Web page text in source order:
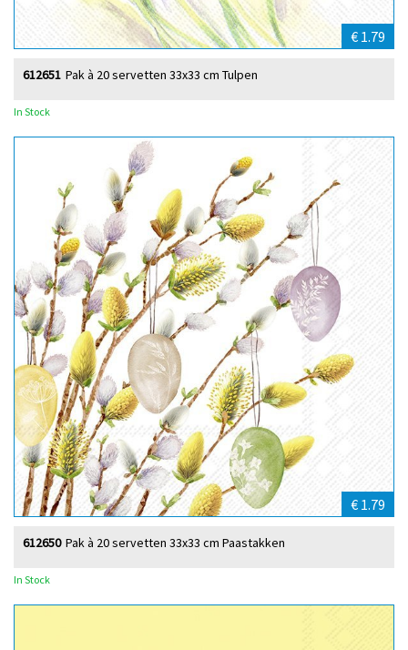
€ 1.79
Pak à 20 servetten 33x33 cm Tulpen
612651
In Stock
€ 1.79
Pak à 20 servetten 33x33 cm Paastakken
612650
In Stock